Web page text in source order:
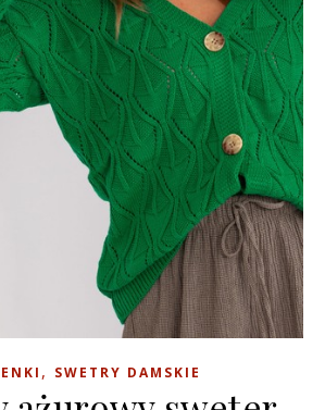
, SWETRY DAMSKIE